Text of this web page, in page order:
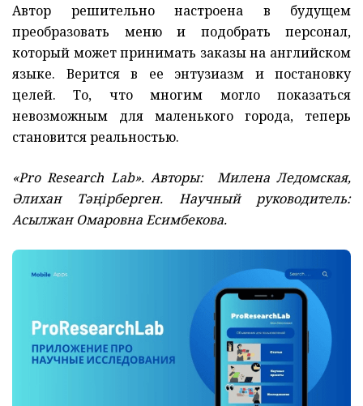
Автор решительно настроена в будущем
преобразовать меню и подобрать персонал,
который может принимать заказы на английском
языке. Верится в ее энтузиазм и постановку
целей. То, что многим могло показаться
невозможным для маленького города, теперь
становится реальностью.
«‎Pro Research Lab». Авторы: Милена Ледомcкая,
Әлихан Тәңірберген. Научный руководитель:
Асылжан Омаровна Есимбекова.